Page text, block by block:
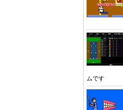
ムです